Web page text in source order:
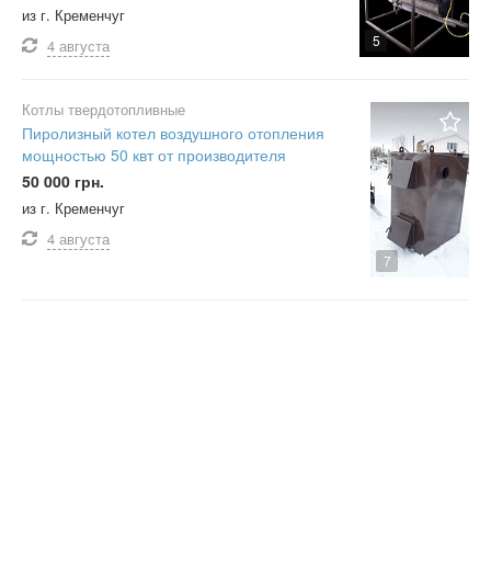
5
из г. Кременчуг
4 августа
7
Котлы твердотопливные
Пиролизный котел воздушного отопления
мощностью 50 квт от производителя
50 000 грн.
из г. Кременчуг
4 августа